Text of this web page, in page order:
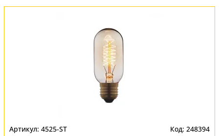
4525-ST 248394